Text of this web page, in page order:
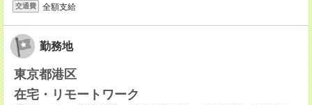
交通費 全額支給
勤務地
東京都港区
在宅・リモートワーク